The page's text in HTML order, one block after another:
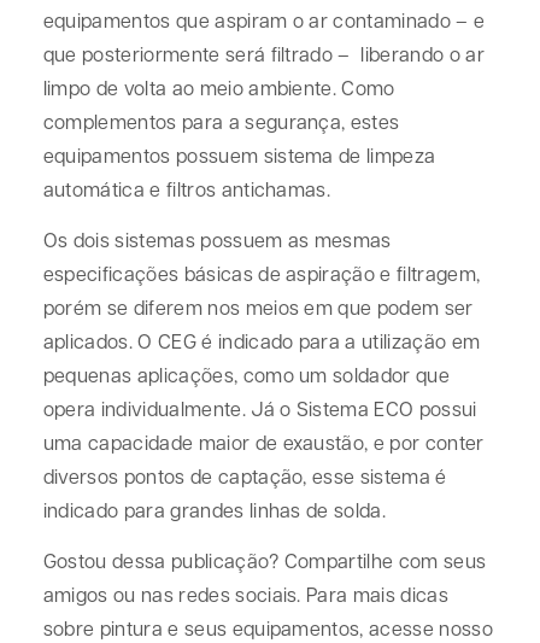
equipamentos que aspiram o ar contaminado – e
que posteriormente será filtrado – liberando o ar
limpo de volta ao meio ambiente. Como
complementos para a segurança, estes
equipamentos possuem sistema de limpeza
automática e filtros antichamas.
Os dois sistemas possuem as mesmas
especificações básicas de aspiração e filtragem,
porém se diferem nos meios em que podem ser
aplicados. O CEG é indicado para a utilização em
pequenas aplicações, como um soldador que
opera individualmente. Já o Sistema ECO possui
uma capacidade maior de exaustão, e por conter
diversos pontos de captação, esse sistema é
indicado para grandes linhas de solda.
Gostou dessa publicação? Compartilhe com seus
amigos ou nas redes sociais. Para mais dicas
sobre pintura e seus equipamentos, acesse nosso